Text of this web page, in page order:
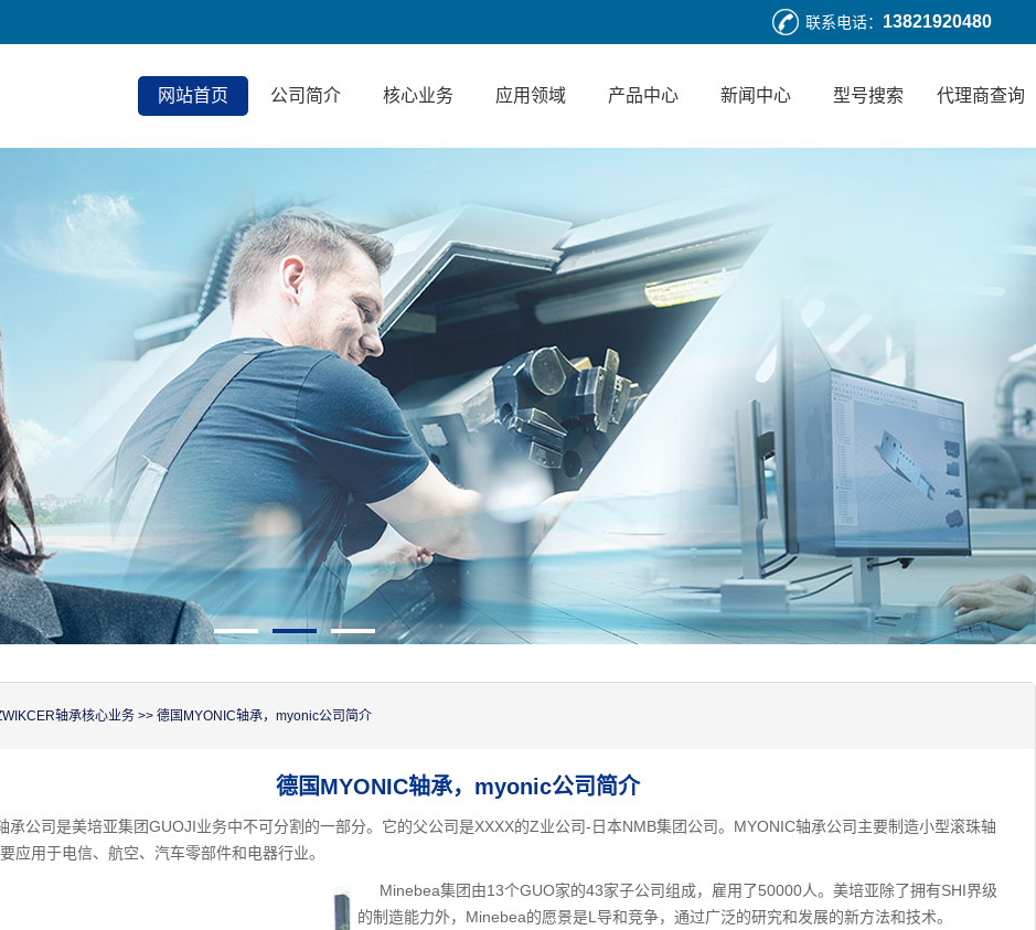
联系电话： 13821920480
网站首页 公司简介 核心业务 应用领域 产品中心 新闻中心 型号搜索 代理商查询
轴承核心业务>> 德国MYONIC轴承，myonic公司简介
德国MYONIC轴承，myonic公司简介
公司是美培亚集团GUOJI业务中不可分割的一部分。它的父公司是XXXX的Z业公司-日本NMB集团公司。MYONIC轴承公司主要制造小型滚珠轴
应用于电信、航空、汽车零部件和电器行业。
Minebea集团由13个GUO家的43家子公司组成，雇用了50000人。美培亚除了拥有SHI界级
的制造能力外，Minebea的愿景是L导和竞争，通过广泛的研究和发展的新方法和技术。